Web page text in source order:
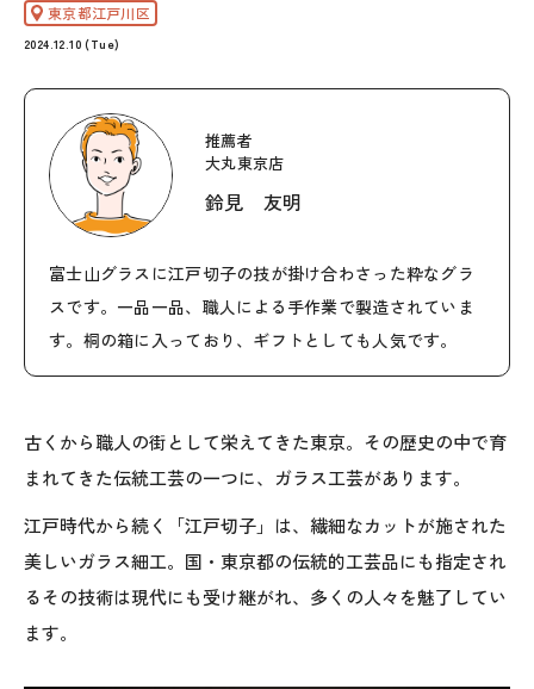
東京都江戸川区
2024.12.10 (Tue)
推薦者
大丸東京店
鈴見 友明
富士山グラスに江戸切子の技が掛け合わさった粋なグラ
スです。一品一品、職人による手作業で製造されていま
す。桐の箱に入っており、ギフトとしても人気です。
古くから職人の街として栄えてきた東京。その歴史の中で育
まれてきた伝統工芸の一つに、ガラス工芸があります。
江戸時代から続く「江戸切子」は、繊細なカットが施された
美しいガラス細工。国・東京都の伝統的工芸品にも指定され
るその技術は現代にも受け継がれ、多くの人々を魅了してい
ます。